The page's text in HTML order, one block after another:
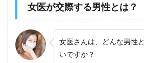
女医が交際する男性とは？
女医さんは、どんな男性
いですか？